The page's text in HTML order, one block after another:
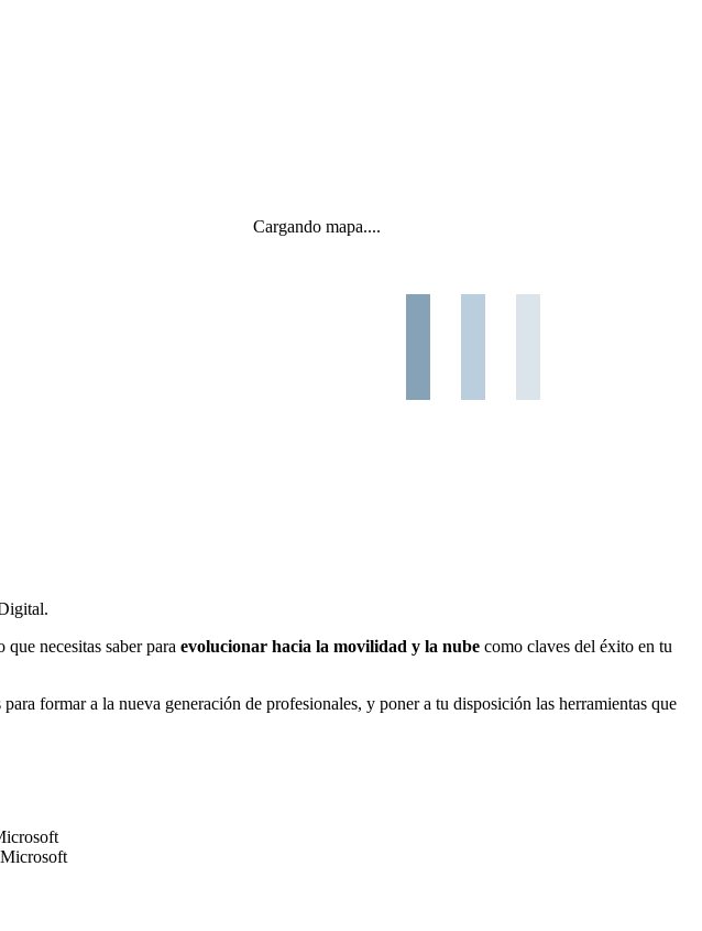
Cargando mapa....
necesitas saber para evolucionar hacia la movilidad y la nube como claves del éxito en tu
para formar a la nueva generación de profesionales, y poner a tu disposición las herramientas que